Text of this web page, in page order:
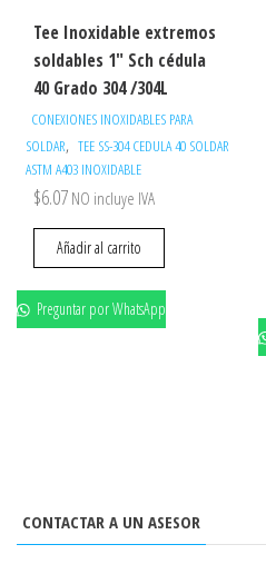
Tee Inoxidable extremos
soldables 1″ Sch cédula
40 Grado 304 /304L
CONEXIONES INOXIDABLES PARA
SOLDAR, TEE SS-304 CEDULA 40 SOLDAR
ASTM A403 INOXIDABLE
$6.07 NO incluye IVA
Añadir al carrito
Preguntar por WhatsApp
CONTACTAR A UN ASESOR